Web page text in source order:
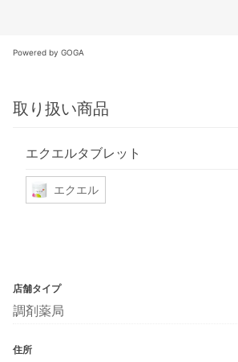
Powered by GOGA
取り扱い商品
エクエルタブレット
エクエル
店舗タイプ
調剤薬局
住所